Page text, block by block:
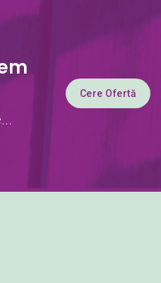
Cere Ofertă